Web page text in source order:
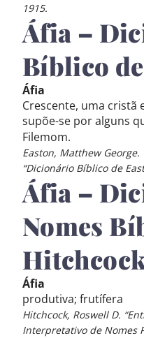
1915.
Áfia –
Bíblico
Áfia
Crescente, uma cristã
supõe-se por alguns
Filemom.
Easton, Matthew George.
“Dicionário Bíblico de
Áfia –
Nomes
Áfia
produtiva; frutífera
Hitchcock, Roswell D.
Interpretativo de Nomes